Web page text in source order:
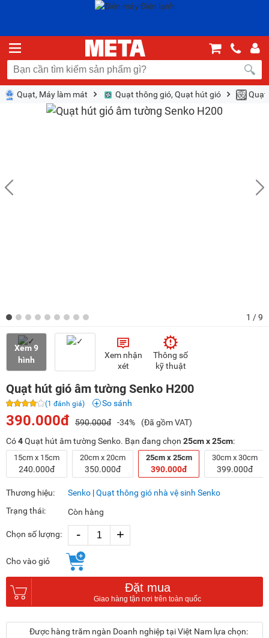
Quạt, Máy làm mát Quạt thông gió, Quạt hút gió Quạt
1 / 9
Xem 9
hình
Xem nhận
xét
Thông số
kỹ thuật
Quạt hút gió âm tường Senko H200
(1 đánh giá) So sánh
390.000đ 590.000đ -34%
(Đã gồm VAT)
Có4Quạt hút âm tường Senko. Bạn đang chọn 25cm x 25cm:
15cm x 15cm
240.000đ
20cm x 20cm
350.000đ
25cm x 25cm
390.000đ
30cm x 30cm
399.000đ
Thương hiệu: Senko |Quạt thông gió nhà vệ sinh Senko
Trạng thái:
Còn hàng
Chọn số lượng: - +
Cho vào giỏ
Đặt mua
Được hàng trăm ngàn Doanh nghiệp tại Việt Nam lựa chọn: